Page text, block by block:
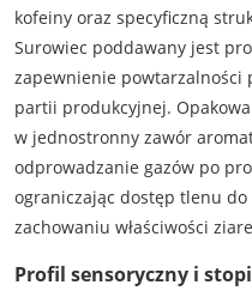
kofeiny oraz specyficzną
Surowiec poddawany jest
zapewnienie powtarzalności
partii produkcyjnej.
w jednostronny zawór
odprowadzanie gazów po
ograniczając dostęp tlenu
zachowaniu właściwości
Profil sensoryczny i